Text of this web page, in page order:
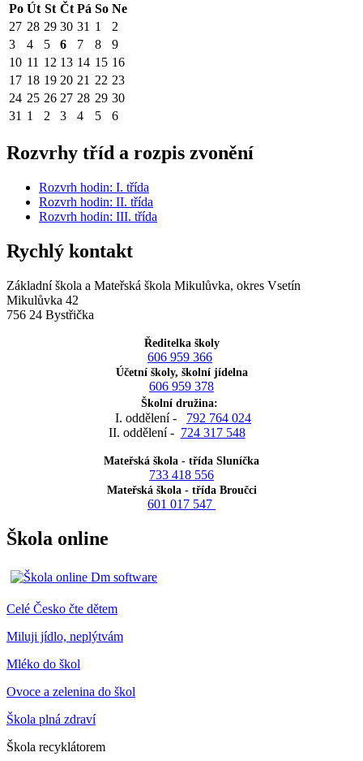
Po Út St Čt Pá So Ne
27 28 29 30 31 1
2
3
4 5 6 7 8
9
10 11 12 13 14 15 16
17 18 19 20 21 22 23
24 25 26 27 28 29 30
31 1 2 3 4 5 6
Rozvrhy tříd a rozpis zvonění
Rozvrh hodin: I. třída
Rozvrh hodin: II. třída
Rozvrh hodin: III. třída
Rychlý kontakt
Základní škola a Mateřská škola Mikulůvka, okres Vsetín
Mikulůvka 42
756 24 Bystřička
Ředitelka školy
606 959 366
Účetní školy, školní jídelna
606 959 378
Školní družina:
I. oddělení - 792 764 024
II. oddělení - 724 317 548
Mateřská škola - třída Sluníčka
733 418 556
Mateřská škola - třída Broučci
601 017 547
Škola online
Celé Česko čte dětem
Miluji jídlo, neplýtvám
Mléko do škol
Ovoce a zelenina do škol
Škola plná zdraví
Škola recyklátorem